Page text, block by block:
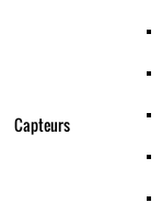
Capteurs